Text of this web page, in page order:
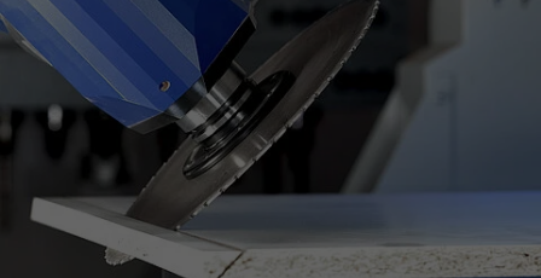
Polska
polski
Portugal
português
România
Română
Schweiz
deutsch français